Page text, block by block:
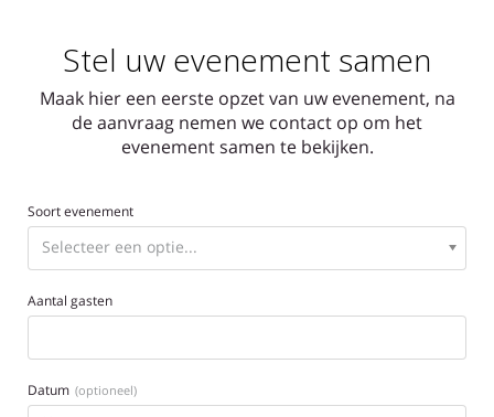
Stel uw evenement samen
Maak hier een eerste opzet van uw evenement, na
de aanvraag nemen we contact op om het
evenement samen te bekijken.
Soort evenement
Aantal gasten
Datum (optioneel)